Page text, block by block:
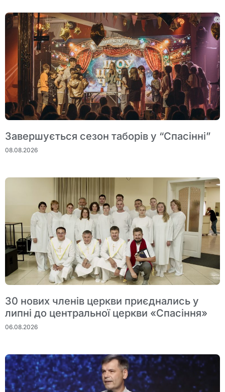
Завершується сезон таборів у “Спасінні”
08.08.2026
30 нових членів церкви приєднались у
липні до центральної церкви «Спасіння»
06.08.2026